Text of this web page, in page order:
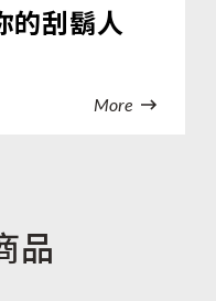
的刮鬍人
More
品